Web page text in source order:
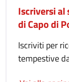
Iscriversi al
di Capo di
Iscriviti per
tempestive